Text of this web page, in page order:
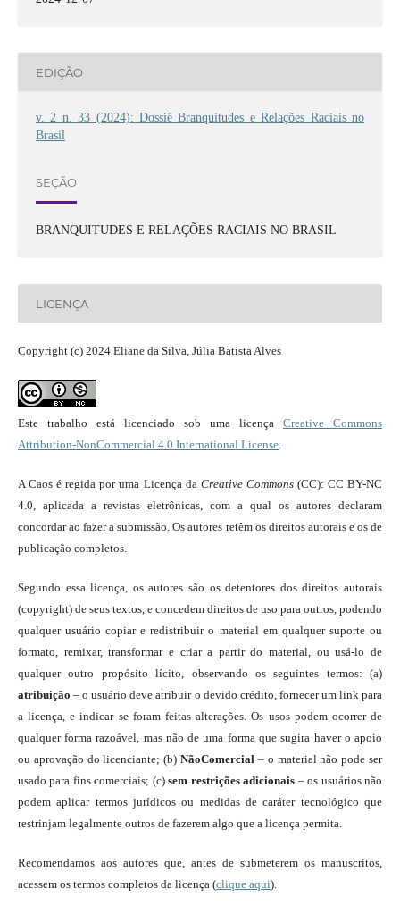
EDIÇÃO
v. 2 n. 33 (2024): Dossiê Branquitudes e Relações Raciais no
Brasil
SEÇÃO
BRANQUITUDES E RELAÇÕES RACIAIS NO BRASIL
LICENÇA
Copyright (c) 2024 Eliane da Silva, Júlia Batista Alves
Este trabalho está licenciado sob uma licençaCreative Commons
Attribution-NonCommercial 4.0 International License.
A Caos é regida por uma Licença da Creative Commons(CC): CC BY-NC
4.0, aplicada a revistas eletrônicas, com a qual os autores declaram
concordar ao fazer a submissão. Os autores retêm os direitos autorais e os de
publicação completos.
Segundo essa licença, os autores são os detentores dos direitos autorais
(copyright) de seus textos, e concedem direitos de uso para outros, podendo
qualquer usuário copiar e redistribuir o material em qualquer suporte ou
formato, remixar, transformar e criar a partir do material, ou usá-lo de
qualquer outro propósito lícito, observando os seguintes termos: (a)
atribuição – o usuário deve atribuir o devido crédito, fornecer um link para
a licença, e indicar se foram feitas alterações. Os usos podem ocorrer de
qualquer forma razoável, mas não de uma forma que sugira haver o apoio
ou aprovação do licenciante; (b)NãoComercial – o material não pode ser
usado para fins comerciais; (c)sem restrições adicionais – os usuários não
podem aplicar termos jurídicos ou medidas de caráter tecnológico que
restrinjam legalmente outros de fazerem algo que a licença permita.
Recomendamos aos autores que, antes de submeterem os manuscritos,
acessem os termos completos da licença (clique aqui).